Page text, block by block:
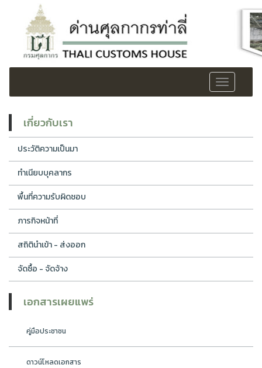
Toggle
navigation
เกี่ยวกับเรา
ประวัติความเป็นมา
ทำเนียบบุคลากร
พื้นที่ความรับผิดชอบ
ภารกิจหน้าที่
สถิตินำเข้า - ส่งออก
จัดซื้อ - จัดจ้าง
เอกสารเผยแพร่
คู่มือประชาชน
ดาวน์โหลดเอกสาร